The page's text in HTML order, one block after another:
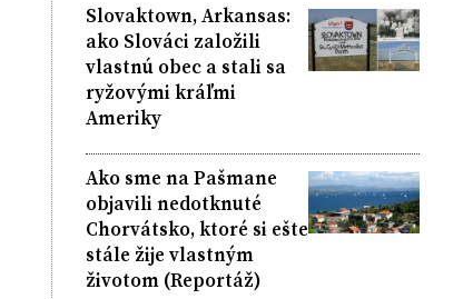
Slovaktown, Arkansas:
ako Slováci založili
vlastnú obec a stali sa
ryžovými kráľmi
Ameriky
Ako sme na Pašmane
objavili nedotknuté
Chorvátsko, ktoré si ešte
stále žije vlastným
životom (Reportáž)